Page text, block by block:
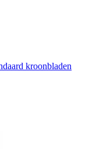
kroonbladen